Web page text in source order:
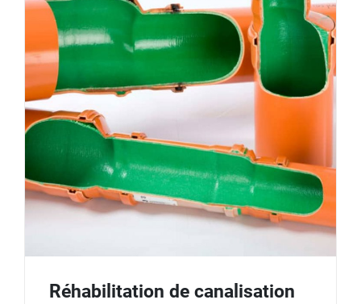
Réhabilitation de canalisation